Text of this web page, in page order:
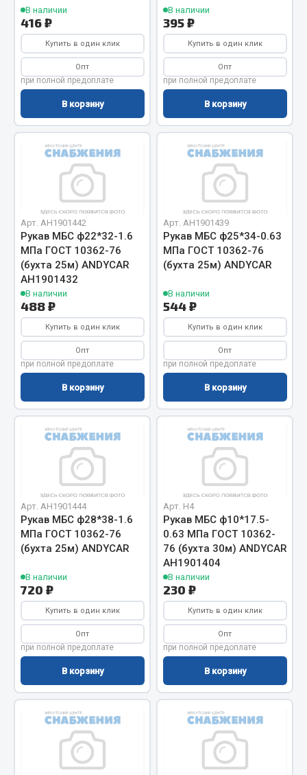
Весь раздел
Запчасти МАЗ
Система питания
Двери
Окно ветровое
Двигатель
Электрооборудование
Показать ещё
Весь раздел
Запчасти Урал
Двигатель
Мост задний
Система питания
Система выпуска газа
Система охлаждения
Сцепление
Тормозная система
Весь раздел
Запчасти ЯМЗ
Двигатель
Система питания
Система выпуска газа
Система охлаждения
Коробка передач
Рулевое управление
Тормозная система
Показать ещё
Весь раздел
В наличии
416 ₽
Купить в один клик
Опт
при полной предоплате
В корзину
В наличии
395 ₽
Купить в один клик
Опт
при полной предоплате
В корзину
Арт. АН1901442
Рукав МБС ф22*32-1.6
МПа ГОСТ 10362-76
(бухта 25м) ANDYCAR
АН1901432
В наличии
488 ₽
Купить в один клик
Опт
при полной предоплате
В корзину
Арт. АН1901439
Рукав МБС ф25*34-0.63
МПа ГОСТ 10362-76
(бухта 25м) ANDYCAR
В наличии
544 ₽
Купить в один клик
Опт
при полной предоплате
В корзину
Арт. АН1901444
Рукав МБС ф28*38-1.6
МПа ГОСТ 10362-76
(бухта 25м) ANDYCAR
В наличии
720 ₽
Купить в один клик
Опт
при полной предоплате
В корзину
Арт. Н4
Рукав МБС ф10*17.5-
0.63 МПа ГОСТ 10362-
76 (бухта 30м) ANDYCAR
АН1901404
В наличии
230 ₽
Купить в один клик
Опт
при полной предоплате
В корзину